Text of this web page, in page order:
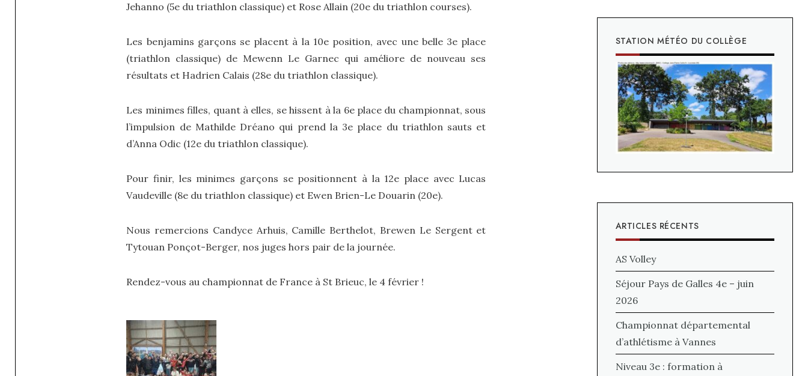
Jehanno (5e du triathlon classique) et Rose Allain (20e du triathlon courses).
Les benjamins garçons se placent à la 10e position, avec une belle 3e place
(triathlon classique) de Mewenn Le Garnec qui améliore de nouveau ses
résultats et Hadrien Calais (28e du triathlon classique).
Les minimes filles, quant à elles, se hissent à la 6e place du championnat, sous
l’impulsion de Mathilde Dréano qui prend la 3e place du triathlon sauts et
d’Anna Odic (12e du triathlon classique).
Pour finir, les minimes garçons se positionnent à la 12e place avec Lucas
Vaudeville (8e du triathlon classique) et Ewen Brien-Le Douarin (20e).
Nous remercions Candyce Arhuis, Camille Berthelot, Brewen Le Sergent et
Tytouan Ponçot-Berger, nos juges hors pair de la journée.
Rendez-vous au championnat de France à St Brieuc, le 4 février !
STATION MÉTÉO DU COLLÈGE
ARTICLES RÉCENTS
AS Volley
Séjour Pays de Galles 4e – juin
2026
Championnat départemental
d’athlétisme à Vannes
Niveau 3e : formation à